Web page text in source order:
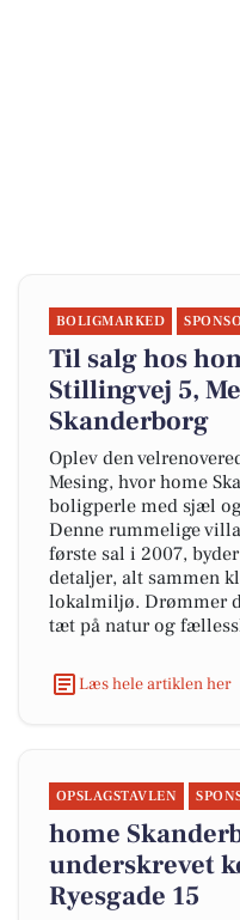
BOLIGMARKED
Til salg hos
Stillingvej 5,
Skanderborg
Oplev den
Mesing, hvor home
boligperle med sjæl
Denne rummelige
første sal i 2007,
detaljer, alt sammen
lokalmiljø. Drømmer
tæt på natur og
Læs hele artiklen her
OPSLAGSTAVLEN
home
underskrevet
Ryesgade 15